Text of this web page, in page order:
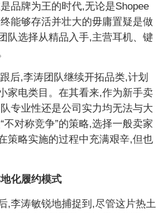
品牌为王的时代,无论是Shopee
能够存活并壮大的毋庸置疑是做
队选择从精品入手,主营耳机、键
后,李涛团队继续开拓品类,计划
家电类目。在其看来,作为新手卖
专业性还是公司实力均无法与大
不对称竞争”的策略,选择一般卖家
策略实施的过程中充满艰辛,但也
化履约模式
,李涛敏锐地捕捉到,尽管这片热土